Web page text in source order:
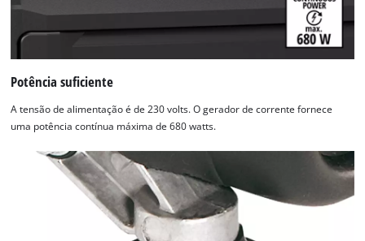
Potência suficiente
A tensão de alimentação é de 230 volts. O gerador de corrente fornece
uma potência contínua máxima de 680 watts.